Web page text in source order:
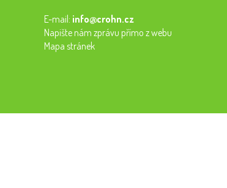
E-mail: info@crohn.cz
Napište nám zprávu přímo z webu
Mapa stránek